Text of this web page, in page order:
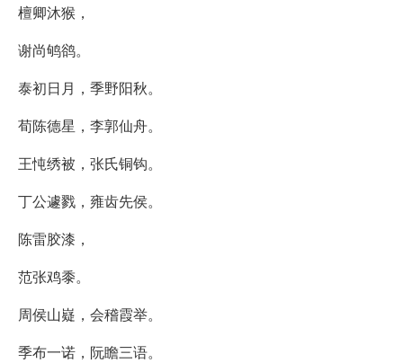
檀卿沐猴，
谢尚鸲鹆。
泰初日月，季野阳秋。
荀陈德星，李郭仙舟。
王忳绣被，张氏铜钩。
丁公遽戮，雍齿先侯。
陈雷胶漆，
范张鸡黍。
周侯山嶷，会稽霞举。
季布一诺，阮瞻三语。